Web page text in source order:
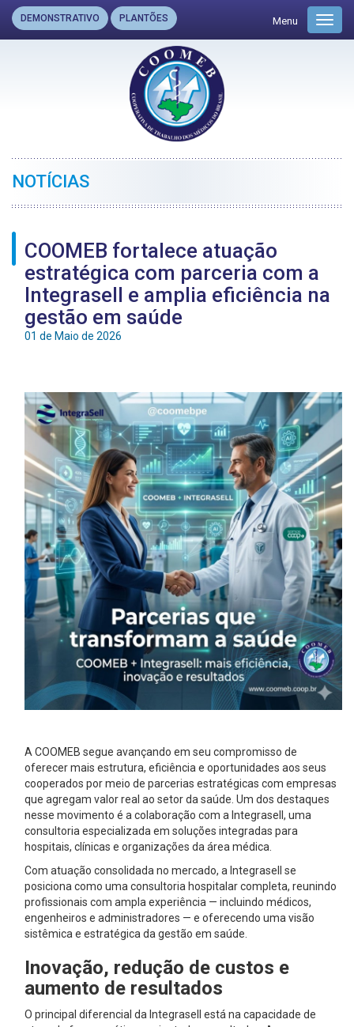
DEMONSTRATIVO PLANTÕES Menu
NOTÍCIAS
COOMEB fortalece atuação
estratégica com parceria com a
Integrasell e amplia eficiência na
gestão em saúde
01 de Maio de 2026
A COOMEB segue avançando em seu compromisso de
oferecer mais estrutura, eficiência e oportunidades aos seus
cooperados por meio de parcerias estratégicas com empresas
que agregam valor real ao setor da saúde. Um dos destaques
nesse movimento é a colaboração com a Integrasell, uma
consultoria especializada em soluções integradas para
hospitais, clínicas e organizações da área médica.
Com atuação consolidada no mercado, a Integrasell se
posiciona como uma consultoria hospitalar completa, reunindo
profissionais com ampla experiência — incluindo médicos,
engenheiros e administradores — e oferecendo uma visão
sistêmica e estratégica da gestão em saúde.
Inovação, redução de custos e
aumento de resultados
O principal diferencial da Integrasell está na capacidade de